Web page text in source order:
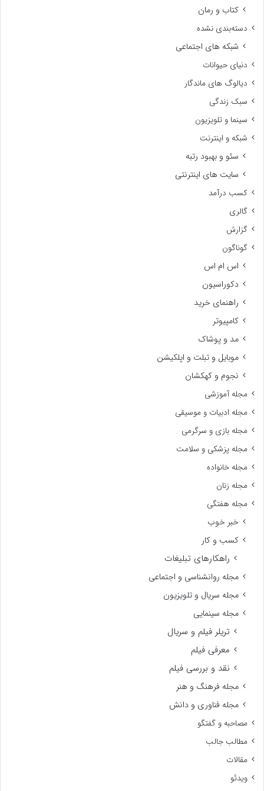
کتاب و رمان
دسته‌بندی نشده
شبکه های اجتماعی
دنیای حیوانات
دیالوگ های ماندگار
سبک زندگی
سینما و تلویزیون
شبکه و اینترنت
سئو و بهبود رتبه
سایت های اینترنتی
کسب درآمد
گالری
گزارش
گوناگون
اس ام اس
دکوراسیون
راهنمای خرید
کامپیوتر
مد و پوشاک
موبایل و تبلت و اپلکیشن
نجوم و کهکشان
مجله آموزشی
مجله ادبیات و موسیقی
مجله بازی و سرگرمی
مجله پزشکی و سلامت
مجله خانواده
مجله زنان
مجله هفتگی
خبر خوب
کسب و کار
راهکارهای تبلیغات
مجله روانشناسی و اجتماعی
مجله سریال و تلویزیون
مجله سینمایی
تریلر فیلم و سریال
معرفی فیلم
نقد و بررسی فیلم
مجله فرهنگ و هنر
مجله فناوری و دانش
مصاحبه و گفتگو
مطالب جالب
مقالات
ویدئو